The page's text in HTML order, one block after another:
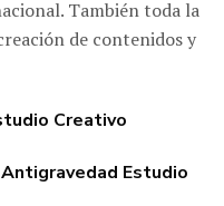
También toda la
de contenidos y
Creativo
Antigravedad Estudio